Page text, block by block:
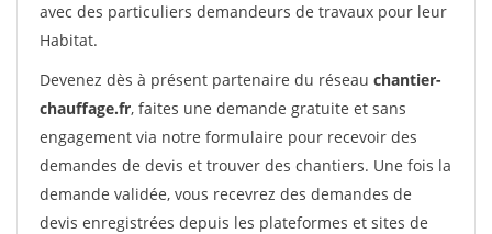
avec des particuliers demandeurs de travaux pour leur
Habitat.
Devenez dès à présent partenaire du réseau chantier-
chauffage.fr, faites une demande gratuite et sans
engagement via notre formulaire pour recevoir des
demandes de devis et trouver des chantiers. Une fois la
demande validée, vous recevrez des demandes de
devis enregistrées depuis les plateformes et sites de